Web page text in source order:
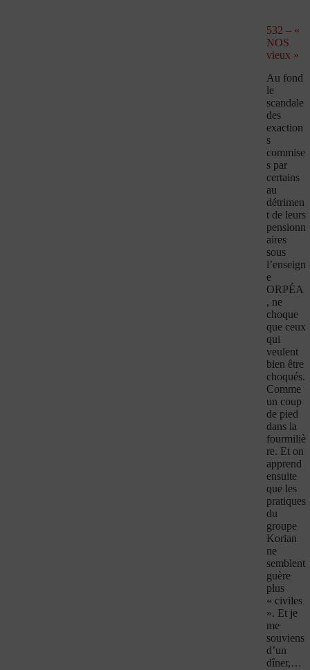
532 – «
NOS
vieux »
Au fond
le
scandale
des
exaction
s
commise
s par
certains
au
détrimen
t de leurs
pensionn
aires
sous
l’enseign
e
ORPÉA
, ne
choque
que ceux
qui
veulent
bien être
choqués.
Comme
un coup
de pied
dans la
fourmiliè
re. Et on
apprend
ensuite
que les
pratiques
du
groupe
Korian
ne
semblent
guère
plus
« civiles
». Et je
me
souviens
d’un
dîner,…